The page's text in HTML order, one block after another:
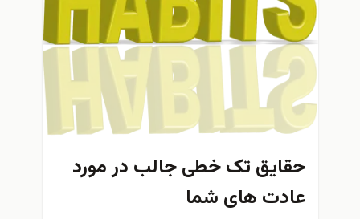
حقایق تک خطی جالب در مورد
عادت های شما